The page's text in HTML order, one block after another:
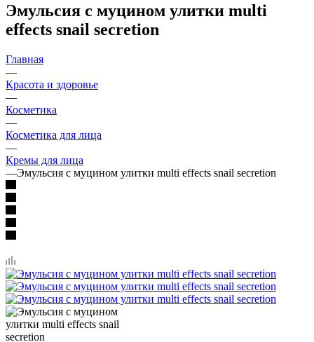
Эмульсия с муцином улитки multi
effects snail secretion
Главная
—
Красота и здоровье
—
Косметика
—
Косметика для лица
—
Кремы для лица
—Эмульсия с муцином улитки multi effects snail secretion